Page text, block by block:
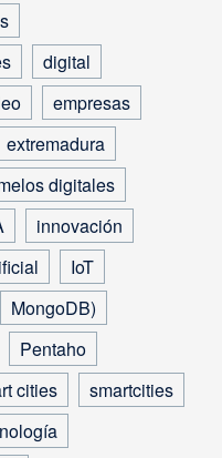
digital
empresas
extremadura
digitales
innovación
IoT
MongoDB)
Pentaho
cities
smartcities